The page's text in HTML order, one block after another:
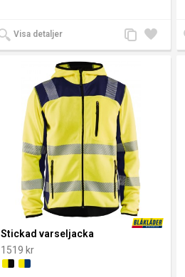
Visa detaljer
Lägg
till i
Lägg
till
Stickad varseljacka
1519 kr